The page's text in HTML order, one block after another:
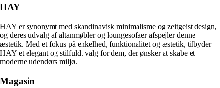
HAY
HAY er synonymt med skandinavisk minimalisme og zeitgeist design,
og deres udvalg af altanmøbler og loungesofaer afspejler denne
æstetik. Med et fokus på enkelhed, funktionalitet og æstetik, tilbyder
HAY et elegant og stilfuldt valg for dem, der ønsker at skabe et
moderne udendørs miljø.
Magasin